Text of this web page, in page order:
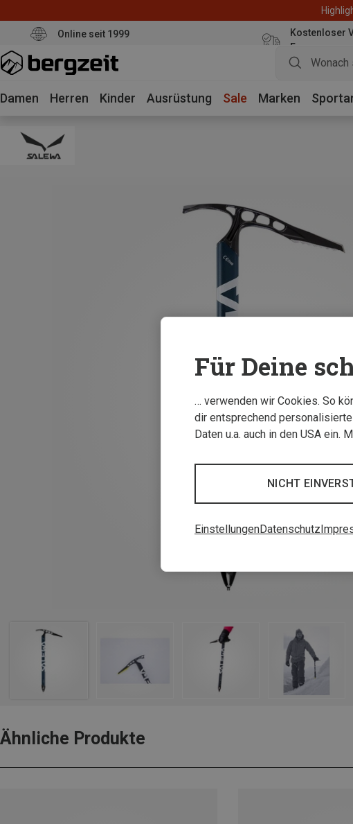
Online seit 1999
Kostenloser
Euro
Damen Herren Kinder Ausrüstung Sale Marken
Ähnliche Produkte
Für Deine
… verwenden wir Cookies. So
dir entsprechend
Daten u.a. auch in den USA ein.
NICHT
EinstellungenDatenschutz